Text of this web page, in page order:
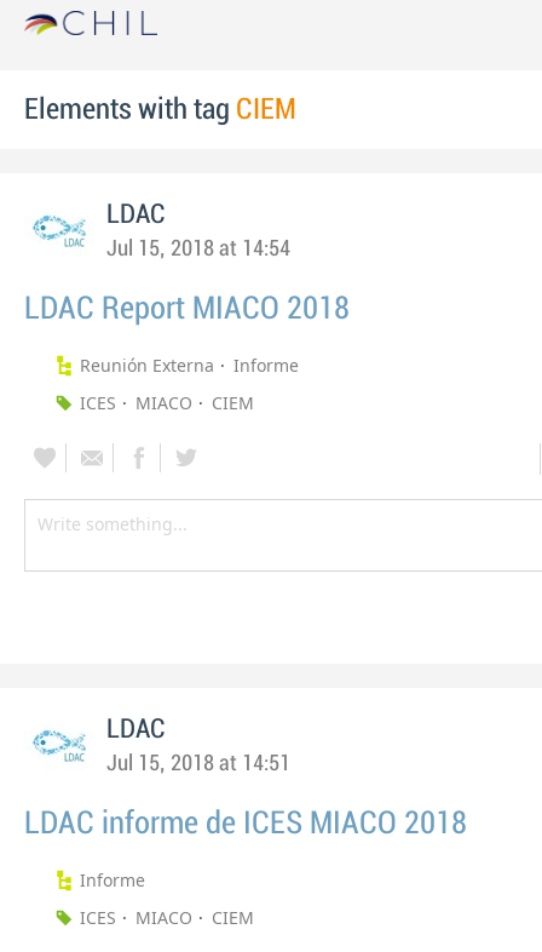
Elements with tag CIEM
LDAC
Jul 15, 2018 at 14:54
LDAC Report MIACO 2018
Reunión Externa
Informe
ICES
MIACO CIEM
LDAC
Jul 15, 2018 at 14:51
LDAC informe de ICES MIACO 2018
Informe
ICES
MIACO CIEM